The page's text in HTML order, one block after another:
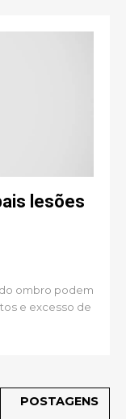
lesões
ombro podem
e excesso de
POSTAGENS